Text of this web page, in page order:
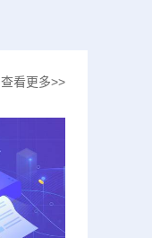
查看更多>>